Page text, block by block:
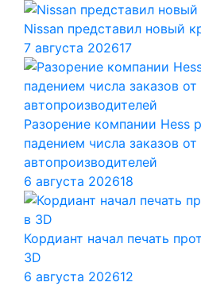
Nissan представил новый
7 августа 202617
Разорение компании Hess
падением числа заказов от
автопроизводителей
6 августа 202618
Кордиант начал печать
3D
6 августа 202612